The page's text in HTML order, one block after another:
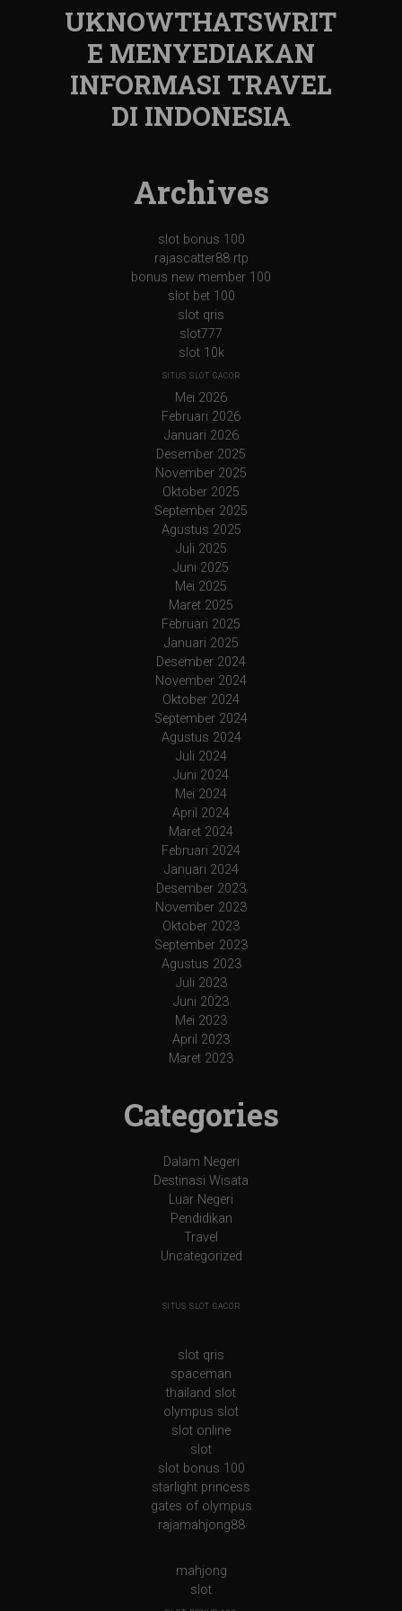
UKNOWTHATSWRIT
E MENYEDIAKAN
INFORMASI TRAVEL
DI INDONESIA
Archives
slot bonus 100
rajascatter88 rtp
bonus new member 100
slot bet 100
slot qris
slot777
slot 10k
SITUS SLOT GACOR
Mei 2026
Februari 2026
Januari 2026
Desember 2025
November 2025
Oktober 2025
September 2025
Agustus 2025
Juli 2025
Juni 2025
Mei 2025
Maret 2025
Februari 2025
Januari 2025
Desember 2024
November 2024
Oktober 2024
September 2024
Agustus 2024
Juli 2024
Juni 2024
Mei 2024
April 2024
Maret 2024
Februari 2024
Januari 2024
Desember 2023
November 2023
Oktober 2023
September 2023
Agustus 2023
Juli 2023
Juni 2023
Mei 2023
April 2023
Maret 2023
Categories
Dalam Negeri
Destinasi Wisata
Luar Negeri
Pendidikan
Travel
Uncategorized
SITUS SLOT GACOR
slot qris
spaceman
thailand slot
olympus slot
slot online
slot
slot bonus 100
starlight princess
gates of olympus
rajamahjong88
mahjong
slot